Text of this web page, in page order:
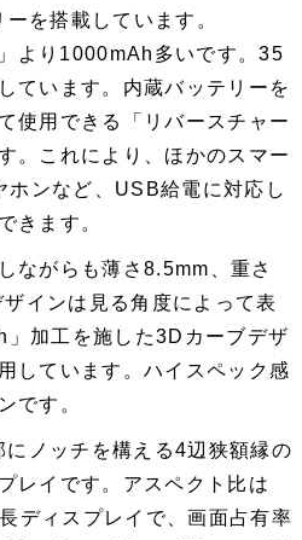
を搭載しています。
より1000mAh多いです。35
ています。内蔵バッテリーを
使用できる「リバースチャー
。これにより、ほかのスマー
ホンなど、USB給電に対応し
きます。
ながらも薄さ8.5mm、重さ
インは見る角度によって表
加工を施した3Dカーブデザ
しています。ハイスペック感
です。
ノッチを構える4辺狭額縁の
レイです。アスペクト比は
ディスプレイで、画面占有率